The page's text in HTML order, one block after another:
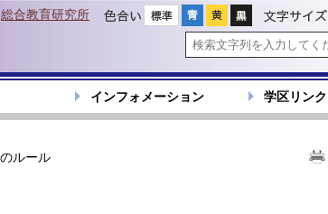
色合い
総合教育研究所
インフォメーション 学区リンク
ルール